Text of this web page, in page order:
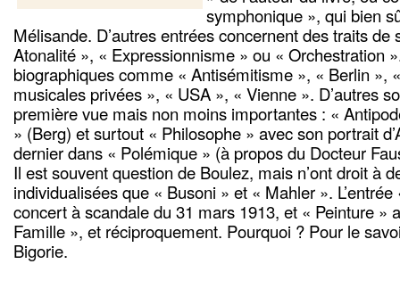
symphonique », qui bien
Mélisande. D’autres entrées concernent des traits de
Atonalité », « Expressionnisme » ou « Orchestration
biographiques comme « Antisémitisme », « Berlin »,
musicales privées », « USA », « Vienne ». D’autres
première vue mais non moins importantes : «
» (Berg) et surtout « Philosophe » avec son portrait
dernier dans « Polémique » (à propos du Docteur
Il est souvent question de Boulez, mais n’ont droit à
individualisées que « Busoni » et « Mahler ».
concert à scandale du 31 mars 1913, et « Peinture »
Famille », et réciproquement. Pourquoi ? Pour le
Bigorie.